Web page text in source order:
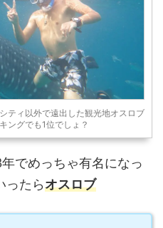
ティ以外で遠出した観光地オスロブ
ングでも1位でしょ？
でめっちゃ有名になっ
ったらオスロブ